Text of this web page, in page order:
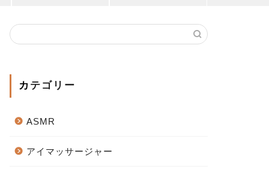
カテゴリー
ASMR
アイマッサージャー